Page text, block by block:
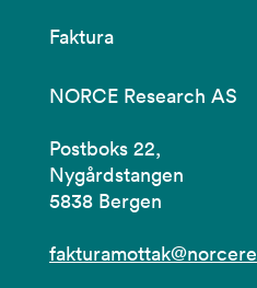
Faktura
NORCE Research AS
Postboks 22,
Nygårdstangen
5838 Bergen